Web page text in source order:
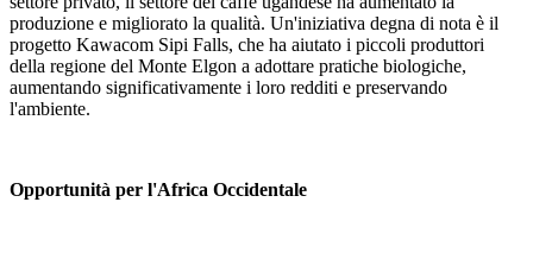
produzione e migliorato la qualità. Un'iniziativa degna di nota è il
progetto Kawacom Sipi Falls, che ha aiutato i piccoli produttori
della regione del Monte Elgon a adottare pratiche biologiche,
aumentando significativamente i loro redditi e preservando
l'ambiente.
Opportunità per l'Africa Occidentale